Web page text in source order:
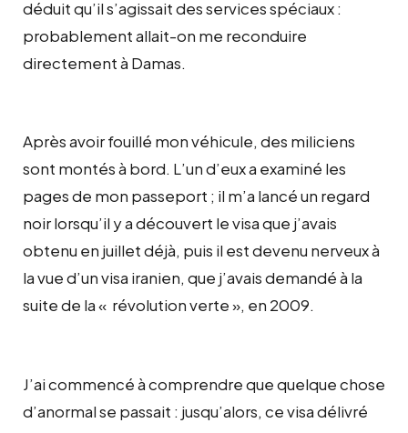
déduit qu’il s’agissait des services spéciaux :
probablement allait-on me reconduire
directement à Damas.
Après avoir fouillé mon véhicule, des miliciens
sont montés à bord. L’un d’eux a examiné les
pages de mon passeport ; il m’a lancé un regard
noir lorsqu’il y a découvert le visa que j’avais
obtenu en juillet déjà, puis il est devenu nerveux à
la vue d’un visa iranien, que j’avais demandé à la
suite de la « révolution verte », en 2009.
J’ai commencé à comprendre que quelque chose
d’anormal se passait : jusqu’alors, ce visa délivré